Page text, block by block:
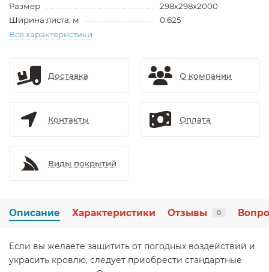
Размер
298х298х2000
Ширина листа, м
0.625
Все характеристики
Доставка О компании
Контакты Оплата
Виды покрытий
Описание Характеристики Отзывы 0
Если вы желаете защитить от погодных воздействий и
украсить кровлю, следует приобрести стандартные